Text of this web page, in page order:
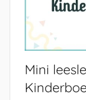
Mini